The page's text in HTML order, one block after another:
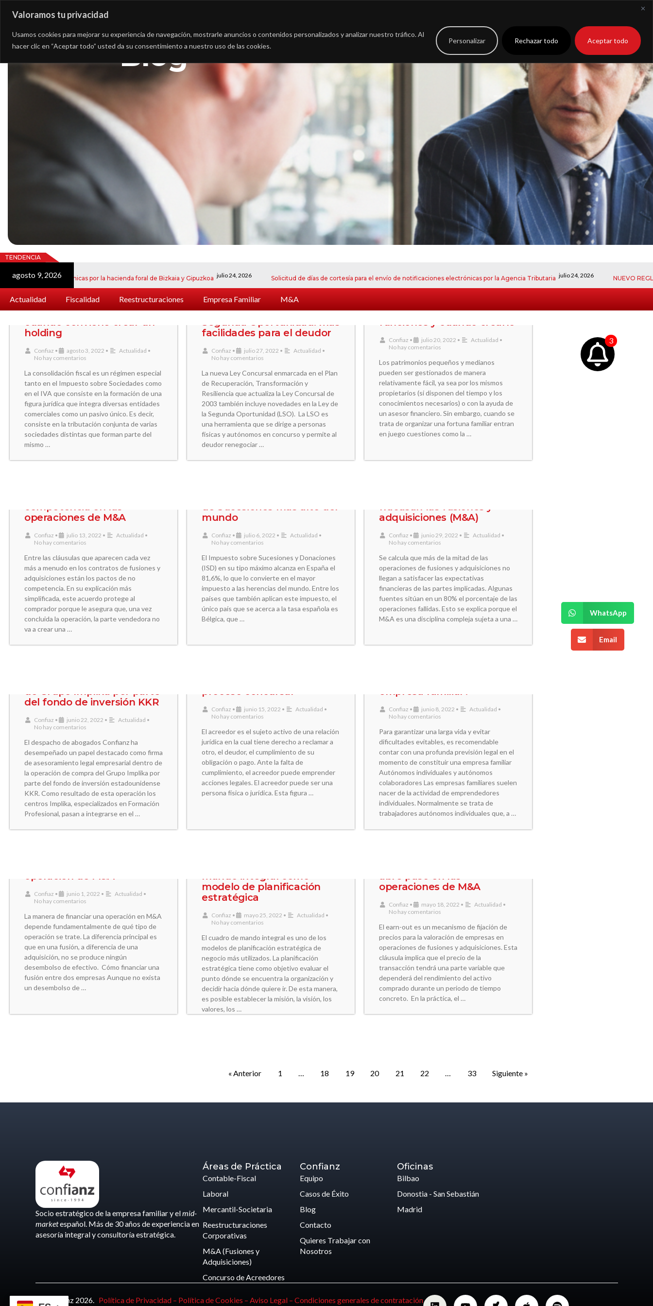
Valoramos tu privacidad
Usamos cookies para mejorar su experiencia de navegación, mostrarle anuncios o contenidos personalizados y analizar nuestro tráfico. Al
hacer clic en “Aceptar todo” usted da su consentimiento a nuestro uso de las cookies.
Personalizar Rechazar todo Aceptar todo
Blog
TENDENCIA
agosto 9, 2026
electrónicas por la hacienda foral de Bizkaia y Gipuzkoa julio 24, 2026 Solicitud de días de cortesía para el envío de notificaciones electrónicas por la Agencia Tributaria julio 24, 2026 NUEVO REGLAMENTO
Actualidad Fiscalidad Reestructuraciones Empresa Familiar M&A
Consolidación fiscal:
holding
Confiaz • agosto 3, 2022 • Actualidad •
No hay comentarios
La consolidación fiscal es un régimen especial
tanto en el Impuesto sobre Sociedades como
en el IVA que consiste en la formación de una
figura jurídica que integra diversas entidades
comerciales como un pasivo único. Es decir,
consiste en la tributación conjunta de varias
sociedades distintas que forman parte del
mismo …
Novedades en la Ley de
facilidades para el deudor
Confiaz • julio 27, 2022 • Actualidad •
No hay comentarios
La nueva Ley Concursal enmarcada en el Plan
de Recuperación, Transformación y
Resiliencia que actualiza la Ley Concursal de
2003 también incluye novedades en la Ley de
la Segunda Oportunidad (LSO). La LSO es
una herramienta que se dirige a personas
físicas y autónomos en concurso y permite al
deudor renegociar …
Family office: qué es,
Confiaz • julio 20, 2022 • Actualidad •
No hay comentarios
Los patrimonios pequeños y medianos
pueden ser gestionados de manera
relativamente fácil, ya sea por los mismos
propietarios (si disponen del tiempo y los
conocimientos necesarios) o con la ayuda de
un asesor financiero. Sin embargo, cuando se
trata de organizar una fortuna familiar entran
en juego cuestiones como la …
operaciones de M&A
Confiaz • julio 13, 2022 • Actualidad •
No hay comentarios
Entre las cláusulas que aparecen cada vez
más a menudo en los contratos de fusiones y
adquisiciones están los pactos de no
competencia. En su explicación más
simplificada, este acuerdo protege al
comprador porque le asegura que, una vez
concluida la operación, la parte vendedora no
va a crear una …
mundo
Confiaz • julio 6, 2022 • Actualidad •
No hay comentarios
El Impuesto sobre Sucesiones y Donaciones
(ISD) en su tipo máximo alcanza en España el
81,6%, lo que lo convierte en el mayor
impuesto a las herencias del mundo. Entre los
países que también aplican este impuesto, el
único país que se acerca a la tasa española es
Bélgica, que …
adquisiciones (M&A)
Confiaz • junio 29, 2022 • Actualidad •
No hay comentarios
Se calcula que más de la mitad de las
operaciones de fusiones y adquisiciones no
llegan a satisfacer las expectativas
financieras de las partes implicadas. Algunas
fuentes sitúan en un 80% el porcentaje de las
operaciones fallidas. Esto se explica porque el
M&A es una disciplina compleja sujeta a una …
del fondo de inversión KKR
Confiaz • junio 22, 2022 • Actualidad •
No hay comentarios
El despacho de abogados Confianz ha
desempeñado un papel destacado como firma
de asesoramiento legal empresarial dentro de
la operación de compra del Grupo Implika por
parte del fondo de inversión estadounidense
KKR. Como resultado de esta operación los
centros Implika, especializados en Formación
Profesional, pasan a integrarse en el …
Confiaz • junio 15, 2022 • Actualidad •
No hay comentarios
El acreedor es el sujeto activo de una relación
jurídica en la cual tiene derecho a reclamar a
otro, el deudor, el cumplimiento de su
obligación o pago. Ante la falta de
cumplimiento, el acreedor puede emprender
acciones legales. El acreedor puede ser una
persona física o jurídica. Esta figura …
Confiaz • junio 8, 2022 • Actualidad •
No hay comentarios
Para garantizar una larga vida y evitar
dificultades evitables, es recomendable
contar con una profunda previsión legal en el
momento de constituir una empresa familiar
Autónomos individuales y autónomos
colaboradores Las empresas familiares suelen
nacer de la actividad de emprendedores
individuales. Normalmente se trata de
trabajadores autónomos individuales que, a …
Confiaz • junio 1, 2022 • Actualidad •
No hay comentarios
La manera de financiar una operación en M&A
depende fundamentalmente de qué tipo de
operación se trate. La diferencia principal es
que en una fusión, a diferencia de una
adquisición, no se produce ningún
desembolso de efectivo. Cómo financiar una
fusión entre dos empresas Aunque no exista
un desembolso de …
modelo de planificación
estratégica
Confiaz • mayo 25, 2022 • Actualidad •
No hay comentarios
El cuadro de mando integral es uno de los
modelos de planificación estratégica de
negocio más utilizados. La planificación
estratégica tiene como objetivo evaluar el
punto dónde se encuentra la organización y
decidir hacia dónde quiere ir. De esta manera,
es posible establecer la misión, la visión, los
valores, los …
operaciones de M&A
Confiaz • mayo 18, 2022 • Actualidad •
No hay comentarios
El earn-out es un mecanismo de fijación de
precios para la valoración de empresas en
operaciones de fusiones y adquisiciones. Esta
cláusula implica que el precio de la
transacción tendrá una parte variable que
dependerá del rendimiento del activo
comprado durante un periodo de tiempo
concreto. En la práctica, el …
« Anterior 1 18 19 20 21 22 33 Siguiente »
3
WhatsApp
Email
Socio estratégico de la empresa familiar y elmid-
marketespañol. Más de 30 años de experiencia en
asesoría integral y consultoría estratégica.
Áreas de Práctica
Contable-Fiscal
Laboral
Mercantil-Societaria
Reestructuraciones
Corporativas
M&A (Fusiones y
Adquisiciones)
Concurso de Acreedores
Confianz
Equipo
Casos de Éxito
Blog
Contacto
Quieres Trabajar con
Nosotros
Oficinas
Bilbao
Donostia - San Sebastián
Madrid
© Confianz 2026. Política de Privacidad – Política de Cookies – Aviso Legal – Condiciones generales de contratación